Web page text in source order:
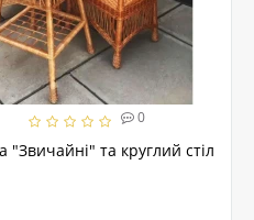
0
"Звичайні" та круглий стіл